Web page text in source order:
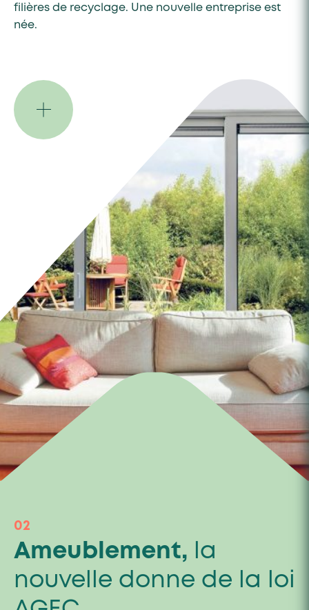
filières de recyclage. Une nouvelle entreprise est
née.
02
Ameublement, la
nouvelle donne de la loi